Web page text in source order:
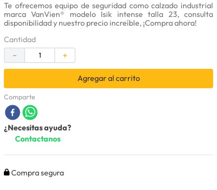
Te ofrecemos equipo de seguridad como calzado industrial
marca VanVien® modelo Isik intense talla 23, consulta
disponibilidad y nuestro precio increíble, ¡Compra ahora!
Cantidad
＋
－
Agregar al carrito
Comparte
¿Necesitas ayuda?
Contactanos
Compra segura